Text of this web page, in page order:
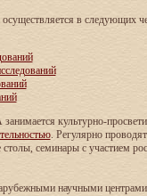
осуществляется в следующих
культурно-
. Регулярно
семинары с участием
научными